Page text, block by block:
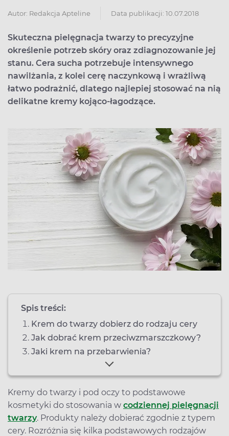
Autor: Redakcja Apteline Data publikacji: 10.07.2018
Skuteczna pielęgnacja twarzy to precyzyjne
określenie potrzeb skóry oraz zdiagnozowanie jej
stanu. Cera sucha potrzebuje intensywnego
nawilżania, z kolei cerę naczynkową i wrażliwą
łatwo podrażnić, dlatego najlepiej stosować na nią
delikatne kremy kojąco-łagodzące.
Spis treści:
Krem do twarzy dobierz do rodzaju cery
Jak dobrać krem przeciwzmarszczkowy?
Jaki krem na przebarwienia?
Kremy do twarzy i pod oczy to podstawowe
kosmetyki do stosowania w codziennej pielęgnacji
twarzy. Produkty należy dobierać zgodnie z typem
cery. Rozróżnia się kilka podstawowych rodzajów